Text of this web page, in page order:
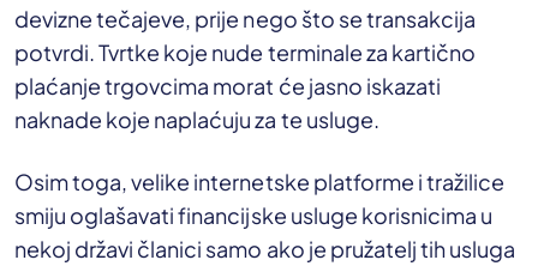
devizne tečajeve, prije nego što se transakcija
potvrdi. Tvrtke koje nude terminale za kartično
plaćanje trgovcima morat će jasno iskazati
naknade koje naplaćuju za te usluge.
Osim toga, velike internetske platforme i tražilice
smiju oglašavati financijske usluge korisnicima u
nekoj državi članici samo ako je pružatelj tih usluga